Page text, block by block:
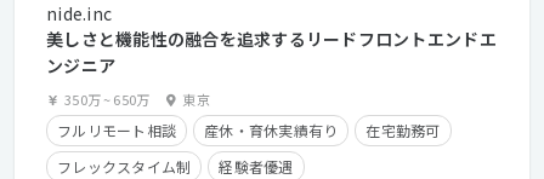
nide.inc
美しさと機能性の融合を追求するリードフロントエンドエ
ンジニア
350万~650万 東京
フルリモート相談 産休・育休実績有り
在宅勤務可
フレックスタイム制
経験者優遇